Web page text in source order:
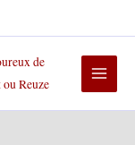
de
Reuze